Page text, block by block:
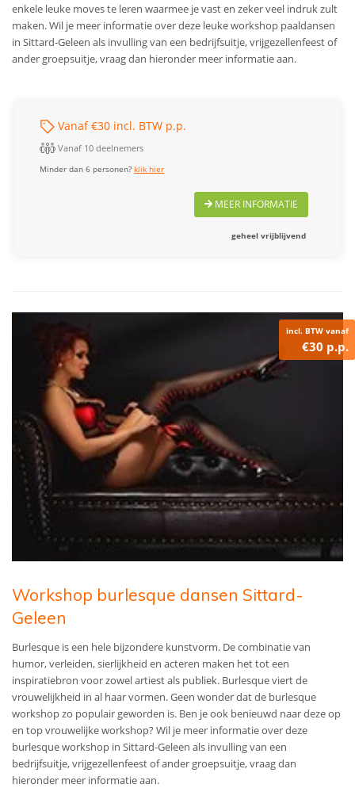
enkele leuke moves te leren waarmee je vast en zeker veel indruk zult
maken. Wil je meer informatie over deze leuke workshop paaldansen
in Sittard-Geleen als invulling van een bedrijfsuitje, vrijgezellenfeest of
ander groepsuitje, vraag dan hieronder meer informatie aan.
Vanaf €30 incl. BTW p.p.
Vanaf 10 deelnemers
Minder dan 6 personen?klik hier
MEER INFORMATIE
geheel vrijblijvend
incl. BTW vanaf
€30 p.p.
Workshop burlesque dansen Sittard-
Geleen
Burlesque is een hele bijzondere kunstvorm. De combinatie van
humor, verleiden, sierlijkheid en acteren maken het tot een
inspiratiebron voor zowel artiest als publiek. Burlesque viert de
vrouwelijkheid in al haar vormen. Geen wonder dat de burlesque
workshop zo populair geworden is. Ben je ook benieuwd naar deze op
en top vrouwelijke workshop? Wil je meer informatie over deze
burlesque workshop in Sittard-Geleen als invulling van een
bedrijfsuitje, vrijgezellenfeest of ander groepsuitje, vraag dan
hieronder meer informatie aan.